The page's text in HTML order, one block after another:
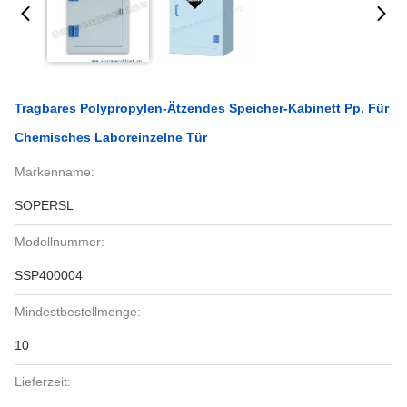
Tragbares Polypropylen-Ätzendes Speicher-Kabinett Pp. Für
Chemisches Laboreinzelne Tür
Markenname:
SOPERSL
Modellnummer:
SSP400004
Mindestbestellmenge:
10
Lieferzeit: